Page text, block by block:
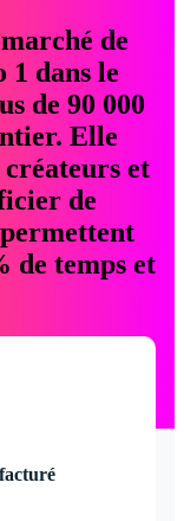
de
1 dans le
de 90 000
Elle
et
de
de temps et